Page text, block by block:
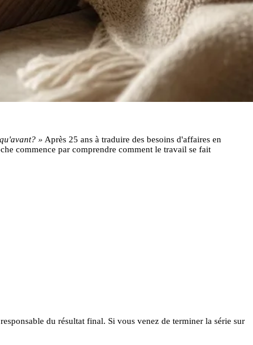
» Après 25 ans à traduire des besoins d'affaires en
commence par comprendre comment le travail se fait
du résultat final. Si vous venez de terminer la série sur